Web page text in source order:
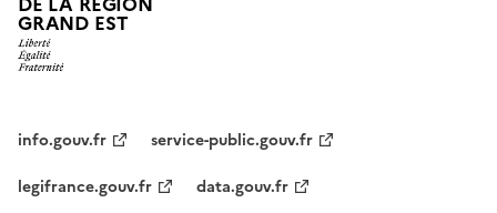
GRAND EST
info.gouv.fr
service-public.gouv.fr
legifrance.gouv.fr
data.gouv.fr